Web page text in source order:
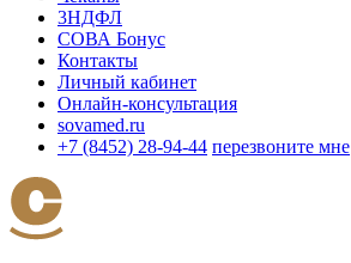
3НДФЛ
СОВА Бонус
Контакты
Личный кабинет
Онлайн-консультация
sovamed.ru
+7 (8452) 28-94-44 перезвоните мне